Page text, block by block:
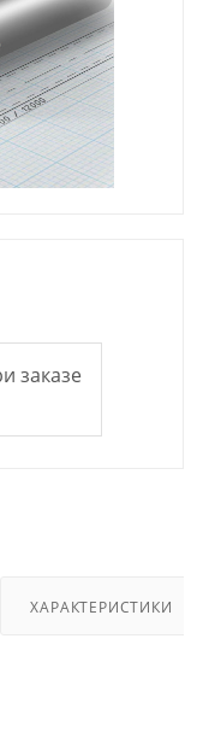
заказе
ХАРАКТЕРИСТИКИ